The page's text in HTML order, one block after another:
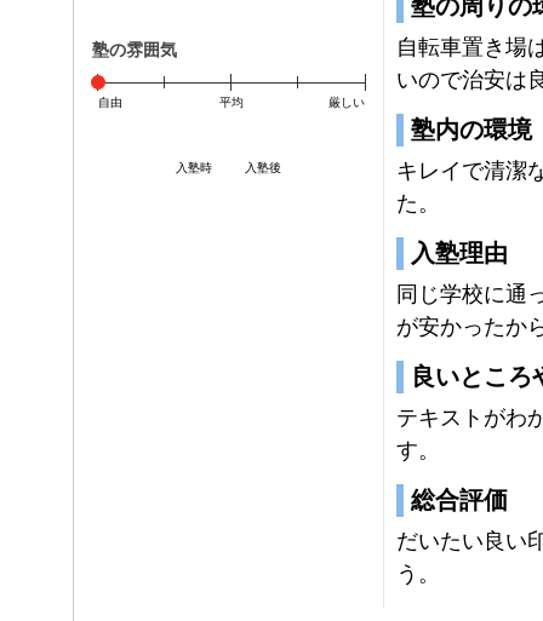
入塾時 入塾後
塾の雰囲気
自由 平均 厳しい
塾の周りの
自転車置き場
いので治安は
塾内の環境
キレイで清潔
た。
入塾理由
同じ学校に通
が安かったか
良いところ
テキストがわ
す。
総合評価
だいたい良い
う。